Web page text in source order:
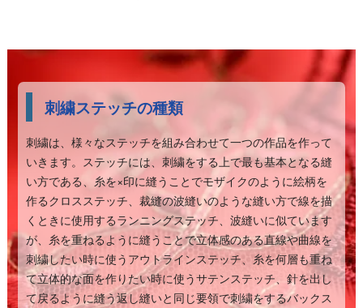
刺繍ステッチの種類
刺繍は、様々なステッチを組み合わせて一つの作品を作って
いきます。ステッチには、刺繍をする上で最も基本となる縫
い方である、糸を×印に縫うことでモザイクのように絵柄を
作るクロスステッチ、裁縫の波縫いのような縫い方で線を描
くときに使用するランニングステッチ、波縫いに似ています
が、糸を重ねるように縫うことで立体感のある直線や曲線を
刺繍したい時に使うアウトラインステッチ、糸を何層も重ね
て立体的な面を作りたい時に使うサテンステッチ、針を出し
て戻るように縫う返し縫いと同じ要領で刺繍をするバックス